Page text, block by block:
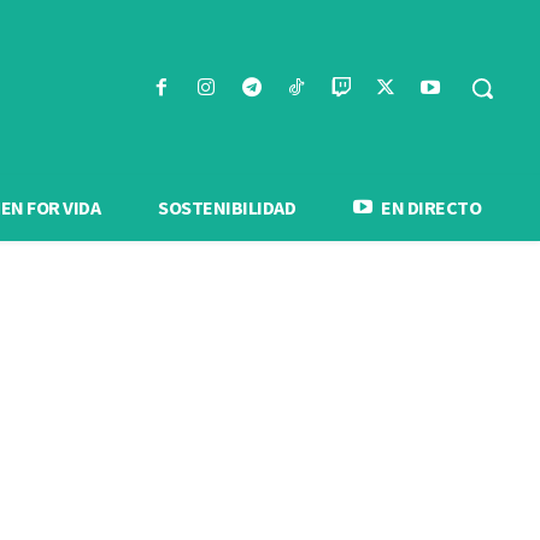
FOR VIDA SOSTENIBILIDAD EN DIRECTO